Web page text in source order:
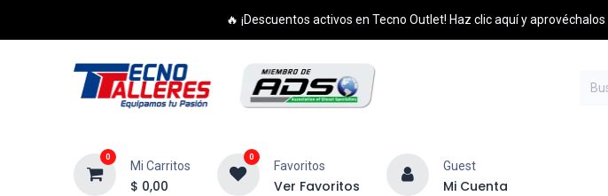
🔥 ¡Descuentos activos en Tecno Outlet! Haz clic aquí y aprovéchalos
0
Mi Carritos
$ 0,00
0
Favoritos
Ver Favoritos
Guest
Mi Cuenta